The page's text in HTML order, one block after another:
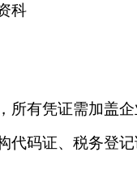
科
所有凭证需加盖
代码证、税务登